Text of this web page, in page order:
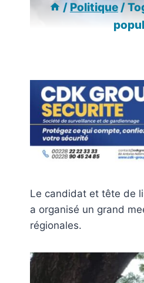
/ Politique/
Le candidat et tête de
a organisé un grand
régionales.